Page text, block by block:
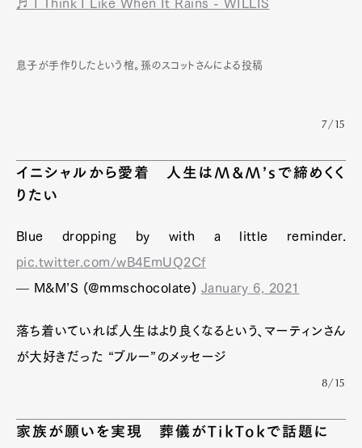
♬ I Think I Like When It Rains - WILLIS
息子が手作りしたという棺。孫のスコットさんによる投稿
7/15
イニシャルから愛着 人生はM&M’sで締めくく
りたい
Blue dropping by with a little reminder.
pic.twitter.com/wB4EmUQ2Cf
— M&M’S (@mmschocolate) January 6, 2021
落ち着いていれば人生はより良くなるという、マーティンさん
が大好きだった “ブルー”のメッセージ
8/15
家族が願いを実現 葬儀がTikTokで話題に